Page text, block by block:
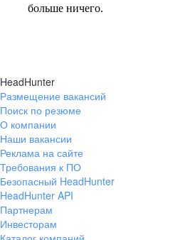
больше ничего.
HeadHunter
Размещение вакансий
Поиск по резюме
О компании
Наши вакансии
Реклама на сайте
Требования к ПО
Безопасный HeadHunter
HeadHunter API
Партнерам
Инвесторам